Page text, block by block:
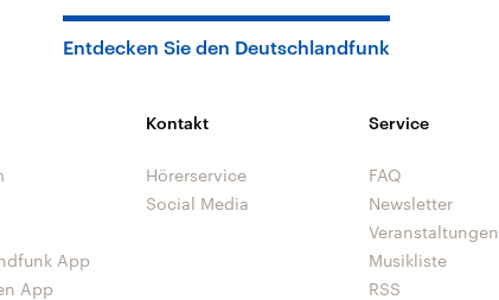
Entdecken Sie den Deutschlandfunk
App
App
Kontakt
Hörerservice
Social Media
Service
FAQ
Newsletter
Veranstaltungen
Musikliste
RSS